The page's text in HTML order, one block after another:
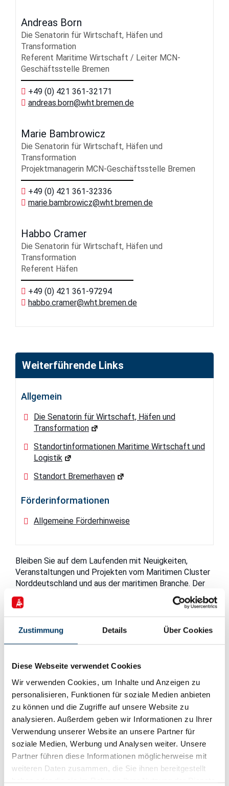
Zustimmung Details Über Cookies
Diese Webseite verwendet Cookies
Wir verwenden Cookies, um Inhalte und Anzeigen zu
personalisieren, Funktionen für soziale Medien anbieten
zu können und die Zugriffe auf unsere Website zu
analysieren. Außerdem geben wir Informationen zu Ihrer
Verwendung unserer Website an unsere Partner für
soziale Medien, Werbung und Analysen weiter. Unsere
Partner führen diese Informationen möglicherweise mit
weiteren Daten zusammen, die Sie ihnen bereitgestellt
Andreas Born
Die Senatorin für Wirtschaft, Häfen und
Transformation
Referent Maritime Wirtschaft / Leiter MCN-
Geschäftsstelle Bremen
+49 (0) 421 361-32171
andreas.born@wht.bremen.de
Marie Bambrowicz
Die Senatorin für Wirtschaft, Häfen und
Transformation
Projektmanagerin MCN-Geschäftsstelle Bremen
+49 (0) 421 361-32336
marie.bambrowicz@wht.bremen.de
Habbo Cramer
Die Senatorin für Wirtschaft, Häfen und
Transformation
Referent Häfen
+49 (0) 421 361-97294
habbo.cramer@wht.bremen.de
Weiterführende Links
Allgemein
Die Senatorin für Wirtschaft, Häfen und
Transformation
Standortinformationen Maritime Wirtschaft und
Logistik
Standort Bremerhaven
Förderinformationen
Allgemeine Förderhinweise
Bleiben Sie auf dem Laufenden mit Neuigkeiten,
Veranstaltungen und Projekten vom Maritimen Cluster
Norddeutschland und aus der maritimen Branche. Der
Newsletter „MCN-Update“ erscheint alle zwei Monate.
Anmeldung zum Newsletter
Artikel zum Thema Maritime Wirtschaft,
Häfen & Logistik